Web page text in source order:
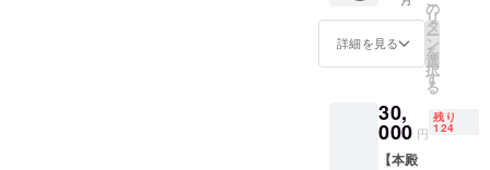
効能は
確約す
るもの
に生涯
信頼さ
れ続け
た直清
公の御
が、あ
なたの
信用と
永く続
詳細を見る
の
リ
タ
ー
ン
を
選
択
す
る
30,
000 円
残り
124
【本殿